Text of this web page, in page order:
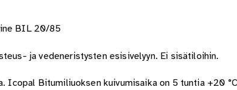
BIL 20/85
ja vedeneristysten esisivelyyn. Ei sisätiloihin.
Bitumiliuoksen kuivumisaika on 5 tuntia +20